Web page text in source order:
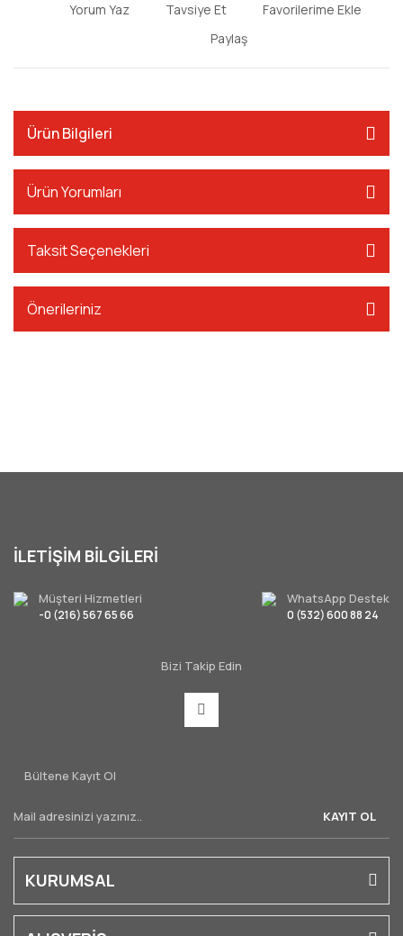
Yorum Yaz
Tavsiye Et
Paylaş
Ürün Bilgileri
Ürün Yorumları
Taksit Seçenekleri
Önerileriniz
İLETİŞİM BİLGİLERİ
Müşteri Hizmetleri
-0 (216) 567 65 66
WhatsApp Destek
0 (532) 600 88 24
Bizi Takip Edin
Bültene Kayıt Ol
KAYIT OL
KURUMSAL